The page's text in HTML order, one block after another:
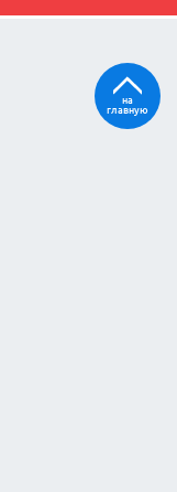
на
главную